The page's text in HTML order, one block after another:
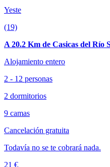
Yeste
(19)
A 20.2 Km de Casicas del Río
Alojamiento entero
2 - 12 personas
2 dormitorios
9 camas
Cancelación gratuita
Todavía no se te cobrará nada.
21 €